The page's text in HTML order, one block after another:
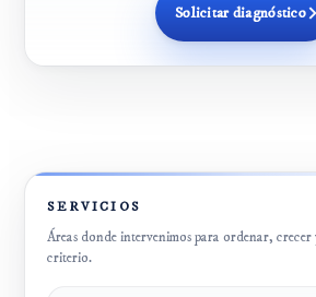
Solicitar diagnóstico
SERVICIOS
Áreas donde intervenimos para ordenar,
criterio.